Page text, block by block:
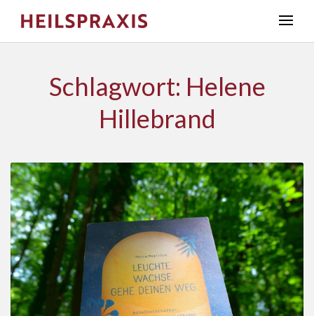
Schlagwort: Helene
Hillebrand